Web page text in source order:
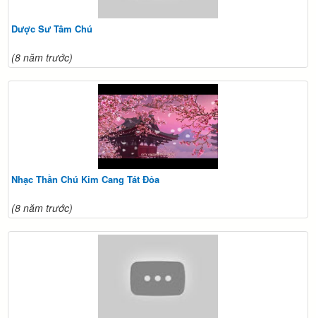
Dược Sư Tâm Chú
(8 năm trước)
Nhạc Thần Chú Kim Cang Tát Đỏa
(8 năm trước)